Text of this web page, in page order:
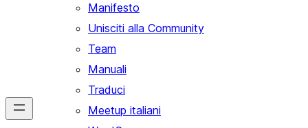
Manifesto
Unisciti alla Community
Team
Manuali
Traduci
Meetup italiani